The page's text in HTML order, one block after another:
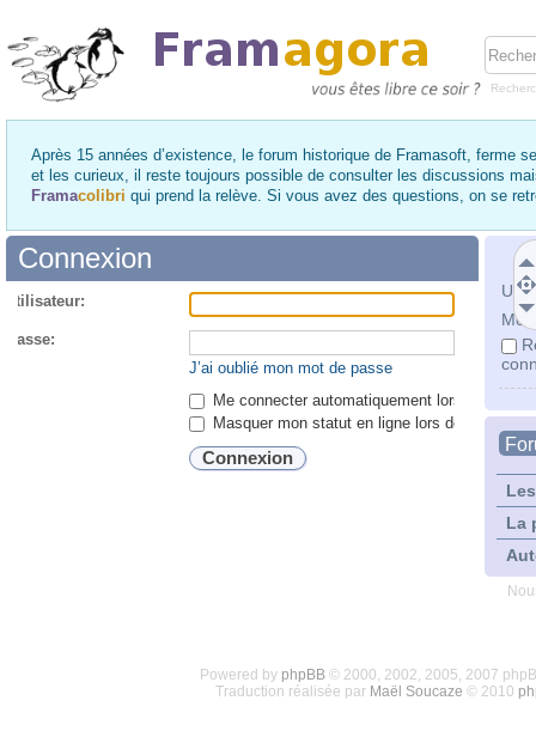
Après 15 années d’existence, le forum historique de Framasoft, ferme
et les curieux, il reste toujours possible de consulter les discussions
Framacolibri qui prend la relève. Si vous avez des questions, on se
Mot
La
Connexion
passe:
J’ai oublié mon mot de passe
Me connecter automatiquement lors de
Masquer mon statut en ligne lors de cette
Powered by phpBB© 2000, 2002, 2005, 2007
Traduction réalisée par Maël Soucaze © 2010